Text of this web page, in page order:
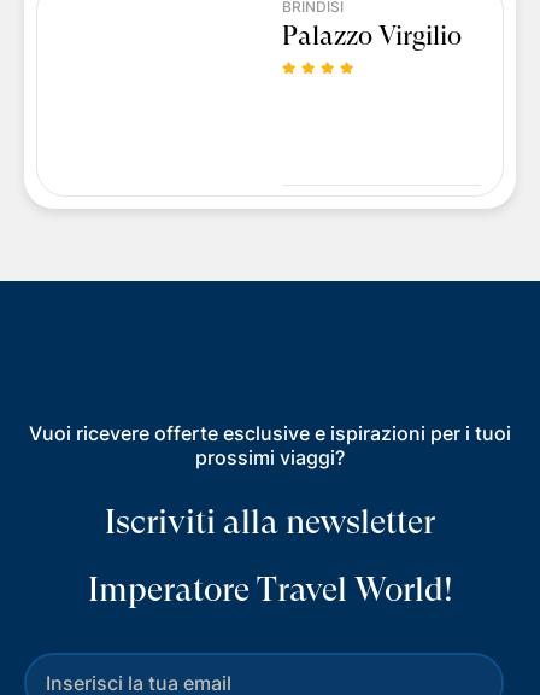
BRINDISI
Palazzo Virgilio
Vuoi ricevere offerte esclusive e ispirazioni per i tuoi
prossimi viaggi?
Iscriviti alla newsletter
Imperatore Travel World!